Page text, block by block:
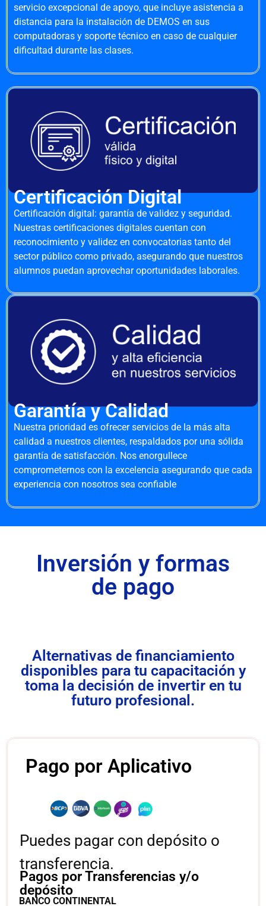
servicio excepcional de apoyo, que incluye asistencia a
distancia para la instalación de DEMOS en sus
computadoras y soporte técnico en caso de cualquier
dificultad durante las clases.
Certificación Digital
Certificación digital: garantía de validez y seguridad.
Nuestras certificaciones digitales cuentan con
reconocimiento y validez en convocatorias tanto del
sector público como privado, asegurando que nuestros
alumnos puedan aprovechar oportunidades laborales.
Garantía y Calidad
Nuestra prioridad es ofrecer servicios de la más alta
calidad a nuestros clientes, respaldados por una sólida
garantía de satisfacción. Nos enorgullece
comprometernos con la excelencia asegurando que cada
experiencia con nosotros sea confiable
Inversión y formas
de pago
Alternativas de financiamiento
disponibles para tu capacitación y
toma la decisión de invertir en tu
futuro profesional.
Pago por Aplicativo
Puedes pagar con depósito o
transferencia.
BANCO CONTINENTAL
Pagos por Transferencias y/o
depósito